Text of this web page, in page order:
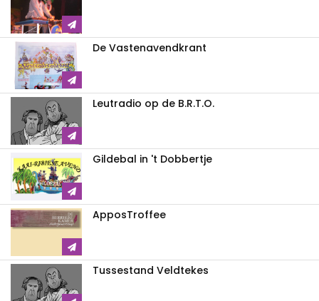
De Vastenavendkrant
Leutradio op de B.R.T.O.
Gildebal in 't Dobbertje
ApposTroffee
Tussestand Veldtekes